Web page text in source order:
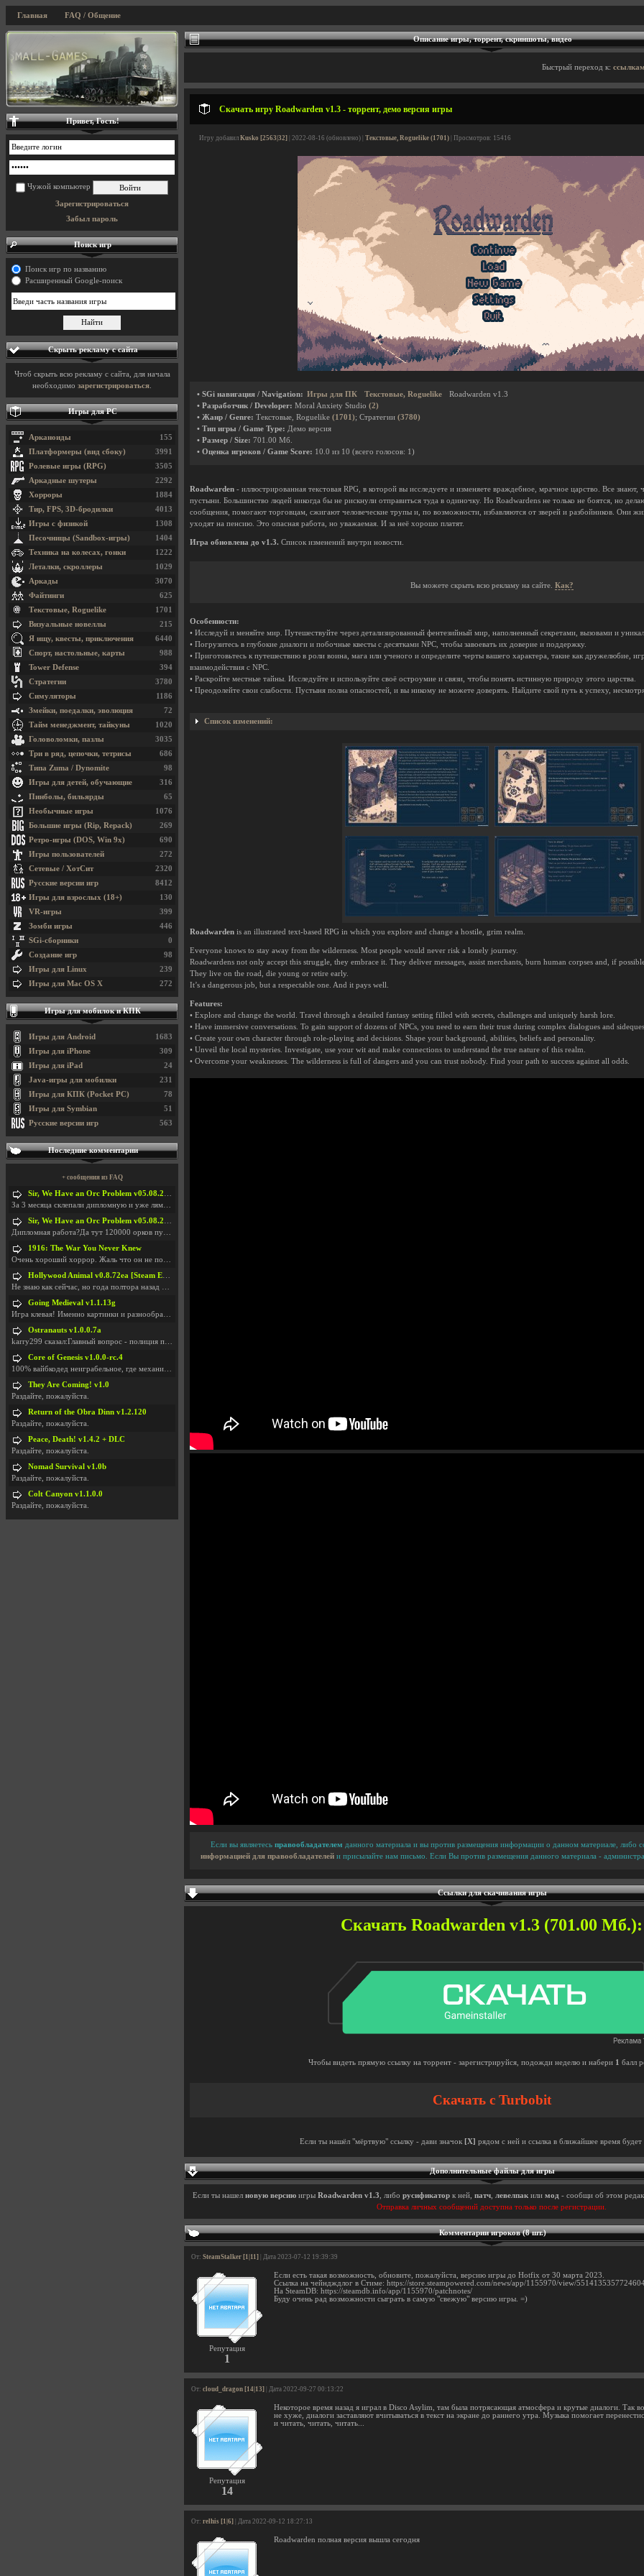
Главная FAQ / Общение
Описание игры, торрент, скриншоты, видео
Быстрый переход к:
Скачать игру Roadwarden v1.3 - торрент, демо версия игры
Игру добавил Kusko [2563|32] | 2022-08-16 (обновлено) | Текстовые, Roguelike (1701) | Просмотров: 15416
• SGi навигация / Navigation: Игры для ПК Текстовые, Roguelike
Roadwarden v1.3
• Разработчик / Developer: Moral Anxiety Studio (2)
• Жанр / Genre: Текстовые, Roguelike (1701); Стратегии (3780)
• Тип игры / Game Type: Демо версия
• Размер / Size: 701.00 Мб.
• Оценка игроков / Game Score: 10.0 из 10 (всего голосов: 1 )
Roadwarden - иллюстрированная текстовая RPG, в которой вы исследуете и изменяете враждебное, мрачное царство. Все
пустыни. Большинство людей никогда бы не рискнули отправиться туда в одиночку. Но Roadwardens не только не боятся, но
сообщения, помогают торговцам, сжигают человеческие трупы и, по возможности, избавляются от зверей и разбойников. Они
уходят на пенсию. Это опасная работа, но уважаемая. И за неё хорошо платят.
Игра обновлена до v1.3. Список изменений внутри новости.
Вы можете скрыть всю рекламу на сайте. Как?
Особенности:
• Исследуй и меняйте мир. Путешествуйте через детализированный фентезийный мир, наполненный секретами, вызовами и
• Погрузитесь в глубокие диалоги и побочные квесты с десятками NPC, чтобы завоевать их доверие и поддержку.
• Приготовьтесь к путешествию в роли воина, мага или ученого и определите черты вашего характера, такие как дружелюбие,
взаимодействия с NPC.
• Раскройте местные тайны. Исследуйте и используйте своё остроумие и связи, чтобы понять истинную природу этого царства.
• Преодолейте свои слабости. Пустыня полна опасностей, и вы никому не можете доверять. Найдите свой путь к успеху,
Список изменений:
Roadwarden is an illustrated text-based RPG in which you explore and change a hostile, grim realm.
Everyone knows to stay away from the wilderness. Most people would never risk a lonely journey.
Roadwardens not only accept this struggle, they embrace it. They deliver messages, assist merchants, burn human corpses and, if
They live on the road, die young or retire early.
It’s a dangerous job, but a respectable one. And it pays well.
Features:
• Explore and change the world. Travel through a detailed fantasy setting filled with secrets, challenges and uniquely harsh lore.
• Have immersive conversations. To gain support of dozens of NPCs, you need to earn their trust during complex dialogues and
• Create your own character through role-playing and decisions. Shape your background, abilities, beliefs and personality.
• Unveil the local mysteries. Investigate, use your wit and make connections to understand the true nature of this realm.
• Overcome your weaknesses. The wilderness is full of dangers and you can trust nobody. Find your path to success against all odds.
Если вы являетесь правообладателем данного материала и вы против размещения информации о данном материале, либо
информацией для правообладателей и присылайте нам письмо. Если Вы против размещения данного материала -
Ссылки для скачивания игры
Скачать Roadwarden v1.3 (701.00 Мб.):
Чтобы видеть прямую ссылку на торрент - зарегистрируйся, подожди неделю и набери 1 балл
Скачать с Turbobit
Если ты нашёл "мёртвую" ссылку - дави значок [X] рядом с ней и ссылка в ближайшее время будет
Дополнительные файлы для игры
Если ты нашел новую версию игры Roadwarden v1.3 , либо русификатор к ней, патч левелпак или мод - сообщи об этом
Отправка личных сообщений доступна только после регистрации.
Комментарии игроков (8 шт.)
От: SteamStalker [1|11] | Дата 2023-07-12 19:39:39
Репутация
1
Если есть такая возможность, обновите, пожалуйста, версию игры до Hotfix от 30 марта 2023.
Ссылка на чейндждлог в Стиме: https://store.steampowered.com/news/app/1155970/view/
На SteamDB: https://steamdb.info/app/1155970/patchnotes/
Буду очень рад возможности сыграть в самую "свежую" версию игры. =)
От: cloud_dragon [14|13] | Дата 2022-09-27 00:13:22
Репутация
14
Некоторое время назад я играл в Disco Asylim, там была потрясающая атмосфера и крутые диалоги. Так
не хуже, диалоги заставляют вчитываться в текст на экране до раннего утра. Музыка помогает
и читать, читать, читать...
От: relhis [1|6] | Дата 2022-09-12 18:27:13
Roadwarden полная версия вышла сегодня
Привет, Гость!
Чужой компьютер
Зарегистрироваться
Забыл пароль
Поиск игр
Поиск игр по названию
Расширенный Google-поиск
Скрыть рекламу с сайта
Чтоб скрыть всю рекламу с сайта, для начала
необходимо зарегистрироваться
Игры для PC
155
Арканоиды
3991
Платформеры (вид сбоку)
3505
Ролевые игры (RPG)
2292
Аркадные шутеры
1884
Хорроры
4013
Тир, FPS, 3D-бродилки
1308
Игры с физикой
1404
Песочницы (Sandbox-игры)
1222
Техника на колесах, гонки
1029
Леталки, скроллеры
3070
Аркады
625
Файтинги
1701
Текстовые, Roguelike
215
Визуальные новеллы
6440
Я ищу, квесты, приключения
988
Спорт, настольные, карты
394
Tower Defense
3780
Стратегии
1186
Симуляторы
72
Змейки, поедалки, эволюция
1020
Тайм менеджмент, тайкуны
3035
Головоломки, пазлы
686
Три в ряд, цепочки, тетрисы
98
Типа Zuma / Dynomite
316
Игры для детей, обучающие
65
Пинболы, бильярды
1076
Необычные игры
269
Большие игры (Rip, Repack)
690
Ретро-игры (DOS, Win 9x)
272
Игры пользователей
2320
Сетевые / ХотСит
8412
Русские версии игр
130
Игры для взрослых (18+)
399
VR-игры
446
Зомби игры
0
SGi-сборники
98
Создание игр
239
Игры для Linux
272
Игры для Mac OS X
Игры для мобилок и КПК
1683
Игры для Android
309
Игры для iPhone
24
Игры для iPad
231
Java-игры для мобилки
78
Игры для КПК (Pocket PC)
51
Игры для Symbian
563
Русские версии игр
Последние комментарии
+ сообщения из FAQ
Sir, We Have an Orc Problem v05.08.2026
За 3 месяца склепали дипломную и уже лям двести ба
Sir, We Have an Orc Problem v05.08.2026
Дипломная работа?Да тут 120000 орков путь выбирают
1916: The War You Never Knew
Очень хороший хоррор. Жаль что он не получил должн
Hollywood Animal v0.8.72ea [Steam Early Access]
Не знаю как сейчас, но года полтора назад игра был
Going Medieval v1.1.13g
Игра клевая! Именно картинки и разнообразия в стро
Ostranauts v1.0.0.7a
karry299 сказал:Главный вопрос - полиция по-прежне
Core of Genesis v1.0.0-rc.4
100% вайбкодед неиграбельное, где механики знает т
They Are Coming! v1.0
Раздайте, пожалуйста.
Return of the Obra Dinn v1.2.120
Раздайте, пожалуйста.
Peace, Death! v1.4.2 + DLC
Раздайте, пожалуйста.
Nomad Survival v1.0b
Раздайте, пожалуйста.
Colt Canyon v1.1.0.0
Раздайте, пожалуйста.